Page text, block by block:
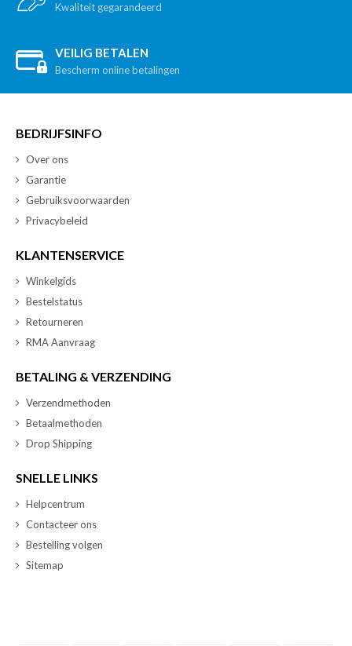
Kwaliteit gegarandeerd
VEILIG BETALEN
Bescherm online betalingen
BEDRIJFSINFO
Over ons
Garantie
Gebruiksvoorwaarden
Privacybeleid
KLANTENSERVICE
Winkelgids
Bestelstatus
Retourneren
RMA Aanvraag
BETALING & VERZENDING
Verzendmethoden
Betaalmethoden
Drop Shipping
SNELLE LINKS
Helpcentrum
Contacteer ons
Bestelling volgen
Sitemap